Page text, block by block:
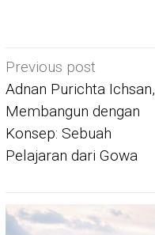
Post
navigation
Previous post
Adnan Purichta Ichsan,
Membangun dengan
Konsep: Sebuah
Pelajaran dari Gowa